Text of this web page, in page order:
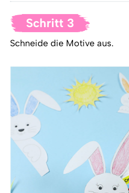
Schritt 3
Schneide die Motive aus.